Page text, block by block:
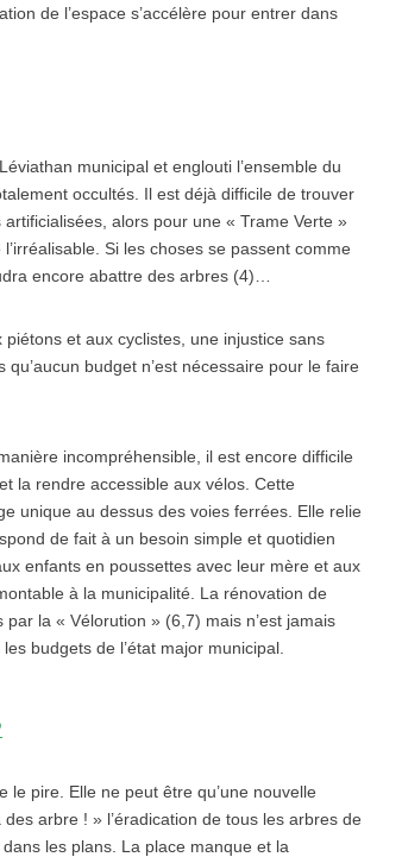
de l’espace s’accélère pour entrer dans
municipal et englouti l’ensemble du
occultés. Il est déjà difficile de trouver
alors pour une « Trame Verte »
Si les choses se passent comme
encore abattre des arbres (4)…
et aux cyclistes, une injustice sans
budget n’est nécessaire pour le faire
incompréhensible, il est encore difficile
la rendre accessible aux vélos. Cette
unique au dessus des voies ferrées. Elle relie
de fait à un besoin simple et quotidien
enfants en poussettes avec leur mère et aux
à la municipalité. La rénovation de
la « Vélorution » (6,7) mais n’est jamais
budgets de l’état major municipal.
pire. Elle ne peut être qu’une nouvelle
arbre ! » l’éradication de tous les arbres de
les plans. La place manque et la